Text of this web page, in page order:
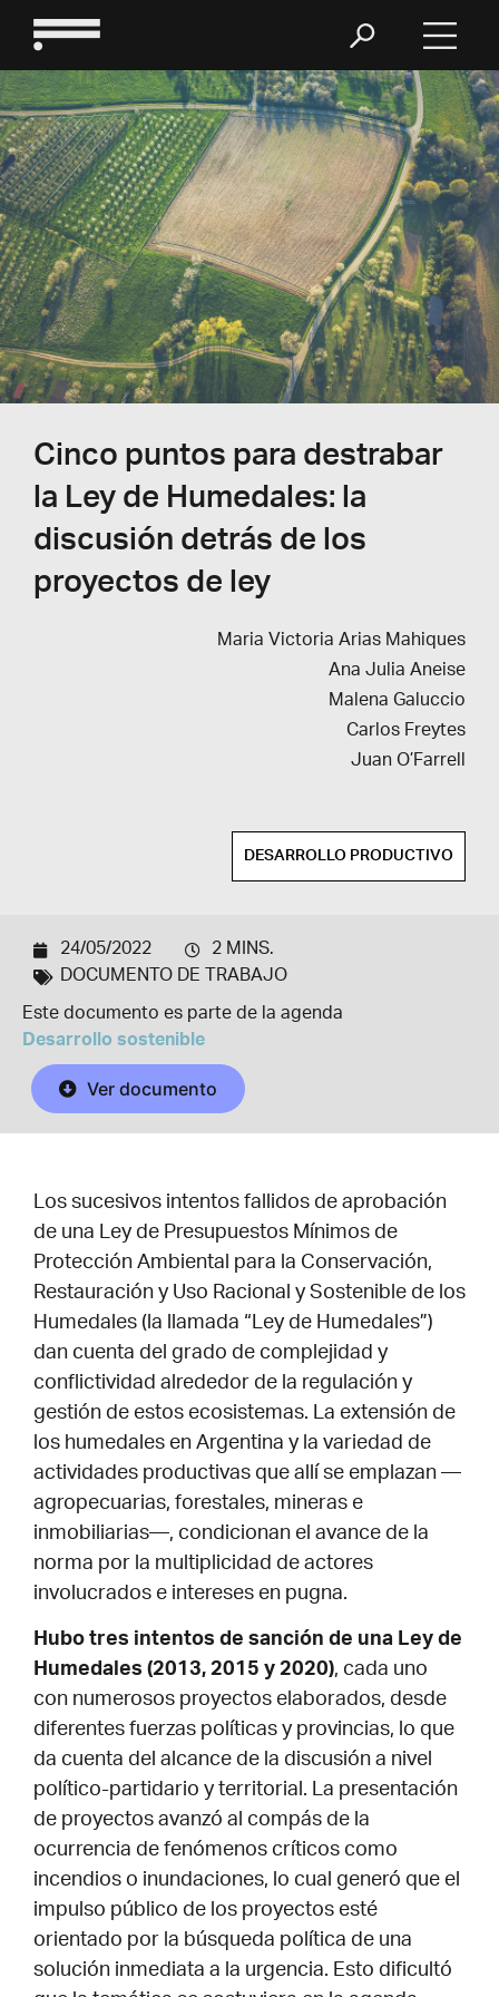
Cinco puntos para destrabar
la Ley de Humedales: la
discusión detrás de los
proyectos de ley
Maria Victoria Arias Mahiques
Ana Julia Aneise
Malena Galuccio
Carlos Freytes
Juan O’Farrell
DESARROLLO PRODUCTIVO
Ver documento
Este documento es parte de la agenda
Desarrollo sostenible
24/05/2022
2 MINS.
DOCUMENTO DE TRABAJO
Los sucesivos intentos fallidos de aprobación
de una Ley de Presupuestos Mínimos de
Protección Ambiental para la Conservación,
Restauración y Uso Racional y Sostenible de los
Humedales (la llamada “Ley de Humedales”)
dan cuenta del grado de complejidad y
conflictividad alrededor de la regulación y
gestión de estos ecosistemas. La extensión de
los humedales en Argentina y la variedad de
actividades productivas que allí se emplazan —
agropecuarias, forestales, mineras e
inmobiliarias—, condicionan el avance de la
norma por la multiplicidad de actores
involucrados e intereses en pugna.
Hubo tres intentos de sanción de una Ley de
Humedales (2013, 2015 y 2020), cada uno
con numerosos proyectos elaborados, desde
diferentes fuerzas políticas y provincias, lo que
da cuenta del alcance de la discusión a nivel
político-partidario y territorial. La presentación
de proyectos avanzó al compás de la
ocurrencia de fenómenos críticos como
incendios o inundaciones, lo cual generó que el
impulso público de los proyectos esté
orientado por la búsqueda política de una
solución inmediata a la urgencia. Esto dificultó